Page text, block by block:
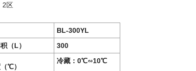
2区
BL-300YL
（L）
300
℃）
冷藏：0℃∽10℃